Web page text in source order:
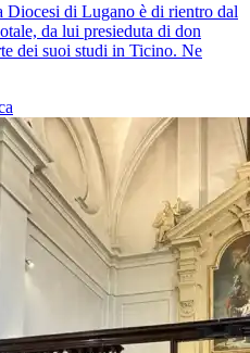
di Lugano è di rientro dal
da lui presieduta di don
dei suoi studi in Ticino. Ne